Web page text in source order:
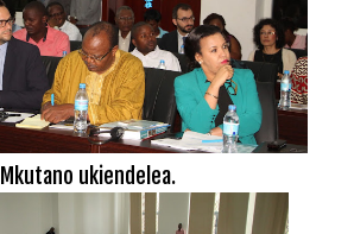
Mkutano ukiendelea.